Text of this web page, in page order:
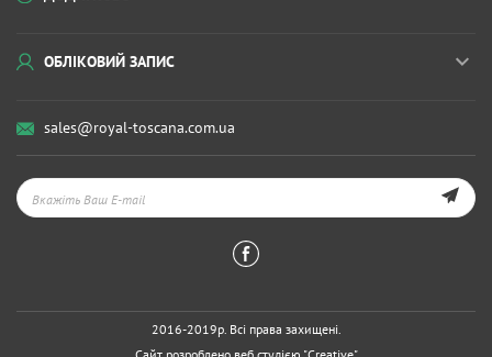
ОБЛІКОВИЙ ЗАПИС
sales@royal-toscana.com.ua
2016-2019р. Всі права захищені.